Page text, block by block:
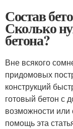
Состав
Сколько
бетона?
Вне всякого
придомовых
конструкций
готовый бетон с
возможности или
помощь эта